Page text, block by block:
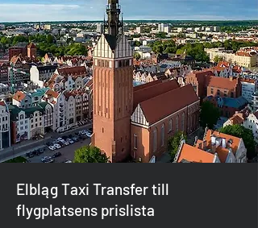
Elbląg Taxi Transfer till
flygplatsens prislista